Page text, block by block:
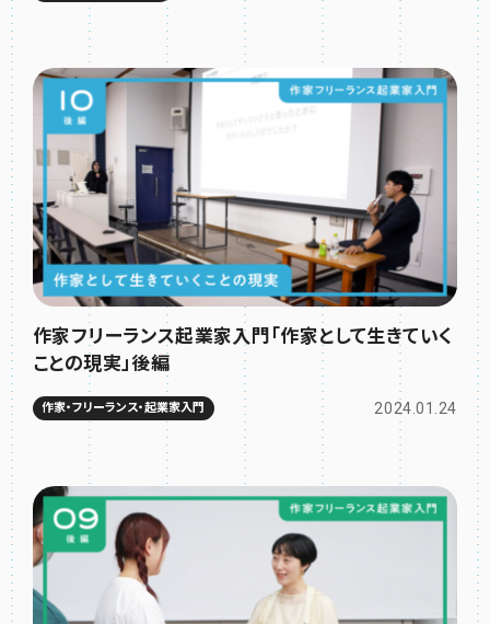
作家フリーランス起業家入門「作家として生きていく
ことの現実」後編
作家・フリーランス・起業家入門 2024.01.24